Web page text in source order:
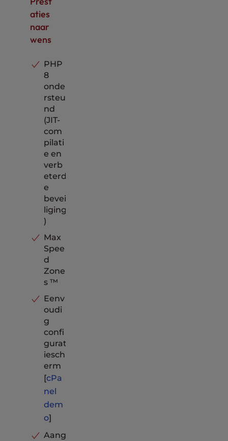
telefoo
n, chat
ticket
Inbe
grep
en
nter
en
Onder
steuni
telefoo
ticket
grep
en
aties
naar
wens
PHP
8
onde
rsteu
nd
(JIT-
com
pilati
e en
verb
eterd
e
bevei
liging
)
Max
Spee
d
Zone
s ™
Eenv
oudi
g
confi
gurat
iesch
erm
[cPa
nel
dem
o]
Aang